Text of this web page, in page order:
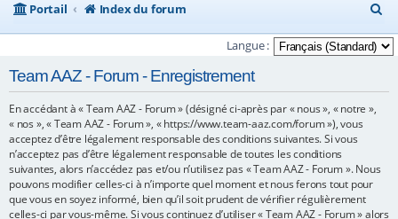
Portail
Index du forum
e
c
e
Langue :
Team AAZ - Forum - Enregistrement
En accédant à « Team AAZ - Forum » (désigné ci-après par « nous », « notre »,
« nos », « Team AAZ - Forum », « https://www.team-aaz.com/forum »), vous
acceptez d’être légalement responsable des conditions suivantes. Si vous
n’acceptez pas d’être légalement responsable de toutes les conditions
suivantes, alors n’accédez pas et/ou n’utilisez pas « Team AAZ - Forum ». Nous
pouvons modifier celles-ci à n’importe quel moment et nous ferons tout pour
que vous en soyez informé, bien qu’il soit prudent de vérifier régulièrement
celles-ci par vous-même. Si vous continuez d’utiliser « Team AAZ - Forum » alors